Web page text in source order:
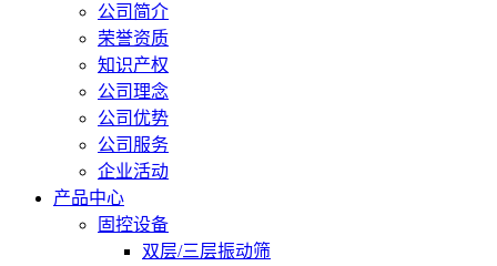
公司简介
荣誉资质
知识产权
公司理念
公司优势
公司服务
企业活动
产品中心
固控设备
双层/三层振动筛